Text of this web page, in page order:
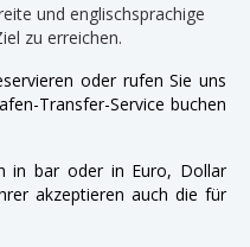
und englischsprachige
zu erreichen.
oder rufen Sie uns
Transfer-Service buchen
in bar oder in Euro, Dollar
akzeptieren auch die für